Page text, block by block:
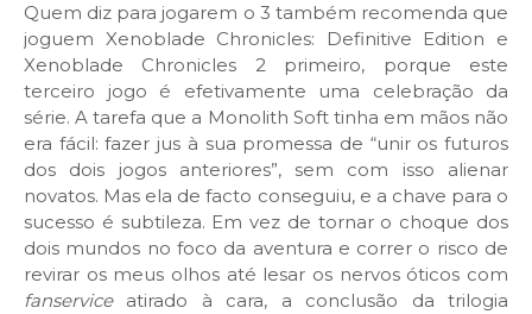
Quem diz para jogarem o 3 também recomenda que
joguem Xenoblade Chronicles: Definitive Edition e
Xenoblade Chronicles 2 primeiro, porque este
terceiro jogo é efetivamente uma celebração da
série. A tarefa que a Monolith Soft tinha em mãos não
era fácil: fazer jus à sua promessa de “unir os futuros
dos dois jogos anteriores”, sem com isso alienar
novatos. Mas ela de facto conseguiu, e a chave para o
sucesso é subtileza. Em vez de tornar o choque dos
dois mundos no foco da aventura e correr o risco de
revirar os meus olhos até lesar os nervos óticos com
fanserviceatirado à cara, a conclusão da trilogia